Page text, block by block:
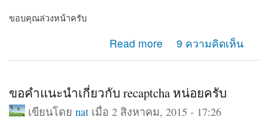
ขอบคุณล่วงหน้าครับ
Read more
about ทำเว็บเก็บข้อมูลบุคคลครับแนะนำด้วย9 ความคิดเห็น
ขอคำแนะนำเกี่ยวกับ recaptcha หน่อยครับ
เขียนโดย natเมื่อ 2 สิงหาคม, 2015 - 17:26